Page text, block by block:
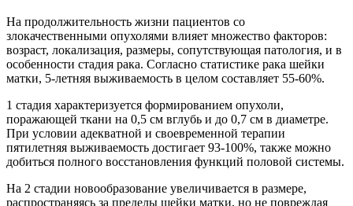
На продолжительность жизни пациентов со
злокачественными опухолями влияет множество факторов:
возраст, локализация, размеры, сопутствующая патология, и в
особенности стадия рака. Согласно статистике рака шейки
матки, 5-летняя выживаемость в целом составляет 55-60%.
1 стадия характеризуется формированием опухоли,
поражающей ткани на 0,5 см вглубь и до 0,7 см в диаметре.
При условии адекватной и своевременной терапии
пятилетняя выживаемость достигает 93-100%, также можно
добиться полного восстановления функций половой системы.
На 2 стадии новообразование увеличивается в размере,
распространяясь за пределы шейки матки, но не повреждая